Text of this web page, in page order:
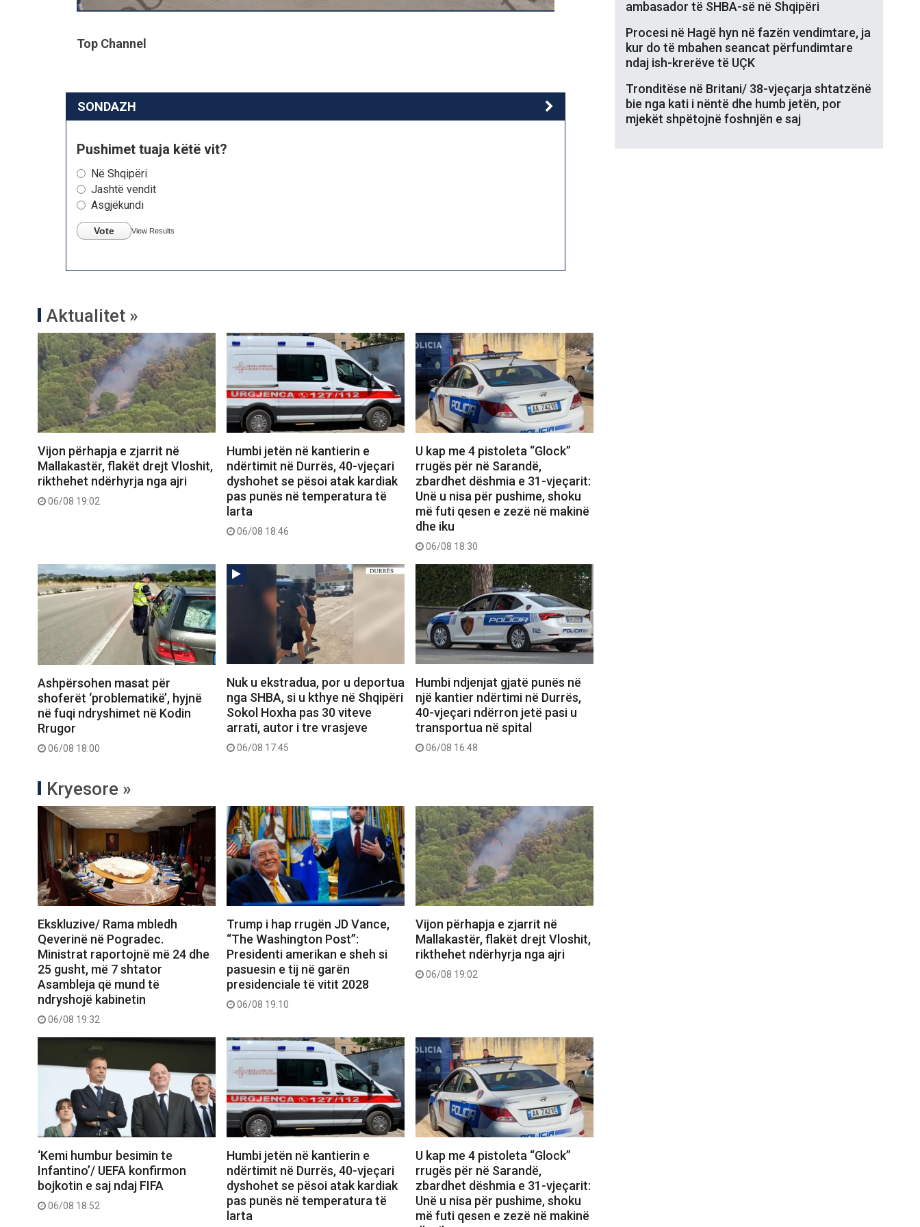
Top Channel
SONDAZH
Pushimet tuaja këtë vit?
Në Shqipëri
Jashtë vendit
Asgjëkundi
Vote View Results
Aktualitet »
Vijon përhapja e zjarrit në
Mallakastër, flakët drejt Vloshit,
rikthehet ndërhyrja nga ajri
06/08 19:02
Humbi jetën në kantierin e
ndërtimit në Durrës, 40-vjeçari
dyshohet se pësoi atak kardiak
pas punës në temperatura të
larta
06/08 18:46
U kap me 4 pistoleta “Glock”
rrugës për në Sarandë,
zbardhet dëshmia e 31-vjeçarit:
Unë u nisa për pushime, shoku
më futi qesen e zezë në makinë
dhe iku
06/08 18:30
Ashpërsohen masat për
shoferët ‘problematikë’, hyjnë
në fuqi ndryshimet në Kodin
Rrugor
06/08 18:00
Nuk u ekstradua, por u deportua
nga SHBA, si u kthye në Shqipëri
Sokol Hoxha pas 30 viteve
arrati, autor i tre vrasjeve
06/08 17:45
Humbi ndjenjat gjatë punës në
një kantier ndërtimi në Durrës,
40-vjeçari ndërron jetë pasi u
transportua në spital
06/08 16:48
Kryesore »
Ekskluzive/ Rama mbledh
Qeverinë në Pogradec.
Ministrat raportojnë më 24 dhe
25 gusht, më 7 shtator
Asambleja që mund të
ndryshojë kabinetin
06/08 19:32
Trump i hap rrugën JD Vance,
“The Washington Post”:
Presidenti amerikan e sheh si
pasuesin e tij në garën
presidenciale të vitit 2028
06/08 19:10
Vijon përhapja e zjarrit në
Mallakastër, flakët drejt Vloshit,
rikthehet ndërhyrja nga ajri
06/08 19:02
‘Kemi humbur besimin te
Infantino’/ UEFA konfirmon
bojkotin e saj ndaj FIFA
06/08 18:52
Humbi jetën në kantierin e
ndërtimit në Durrës, 40-vjeçari
dyshohet se pësoi atak kardiak
pas punës në temperatura të
larta
U kap me 4 pistoleta “Glock”
rrugës për në Sarandë,
zbardhet dëshmia e 31-vjeçarit:
Unë u nisa për pushime, shoku
më futi qesen e zezë në makinë
ambasador të SHBA-së në Shqipëri
Procesi në Hagë hyn në fazën vendimtare, ja
kur do të mbahen seancat përfundimtare
ndaj ish-krerëve të UÇK
Tronditëse në Britani/ 38-vjeçarja shtatzënë
bie nga kati i nëntë dhe humb jetën, por
mjekët shpëtojnë foshnjën e saj